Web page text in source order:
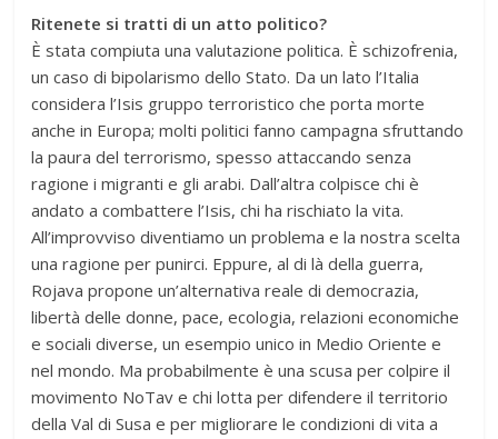
Ritenete si tratti di un atto politico?
È stata compiuta una valutazione politica. È schizofrenia,
un caso di bipolarismo dello Stato. Da un lato l’Italia
considera l’Isis gruppo terroristico che porta morte
anche in Europa; molti politici fanno campagna sfruttando
la paura del terrorismo, spesso attaccando senza
ragione i migranti e gli arabi. Dall’altra colpisce chi è
andato a combattere l’Isis, chi ha rischiato la vita.
All’improvviso diventiamo un problema e la nostra scelta
una ragione per punirci. Eppure, al di là della guerra,
Rojava propone un’alternativa reale di democrazia,
libertà delle donne, pace, ecologia, relazioni economiche
e sociali diverse, un esempio unico in Medio Oriente e
nel mondo. Ma probabilmente è una scusa per colpire il
movimento NoTav e chi lotta per difendere il territorio
della Val di Susa e per migliorare le condizioni di vita a